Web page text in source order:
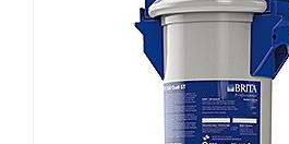
DETAILS